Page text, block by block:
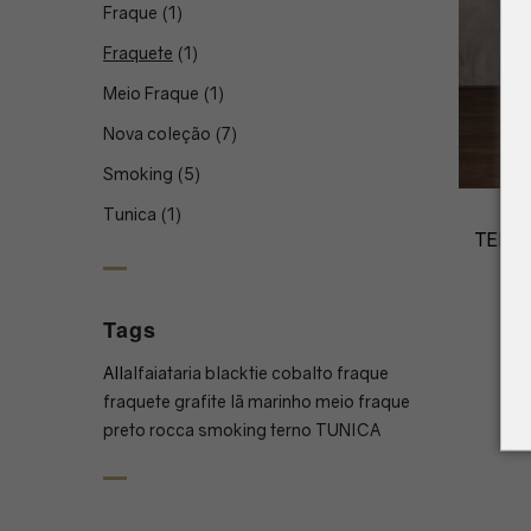
Fraque (1)
Fraquete (1)
Meio Fraque (1)
Nova coleção (7)
Smoking (5)
Tunica (1)
Tags
Allalfaiataria blacktie cobalto fraque
fraquete grafite lã marinho meio fraque
preto rocca smoking terno TUNICA